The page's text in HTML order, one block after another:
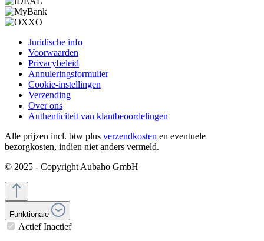
Juridische info
Voorwaarden
Privacybeleid
Annuleringsformulier
Cookie-instellingen
Verzending
Over ons
Authenticiteit van klantbeoordelingen
Alle prijzen incl. btw plus verzendkosten en eventuele
bezorgkosten, indien niet anders vermeld.
© 2025 - Copyright Aubaho GmbH
Funktionale
Actief Inactief